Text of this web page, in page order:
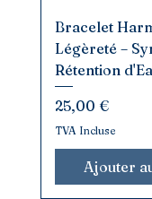
Bracelet
Légèreté –
Rétention
Prix
25,00 €
TVA Incluse
Ajouter